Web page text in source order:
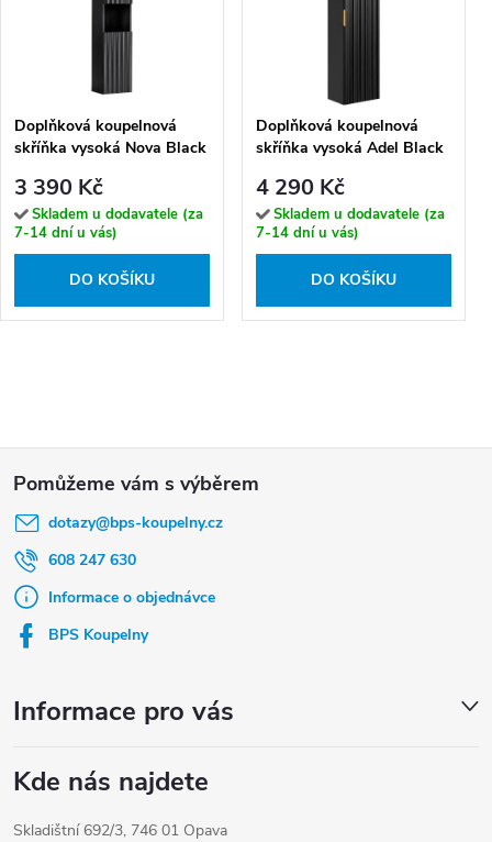
Doplňková koupelnová
skříňka vysoká Nova Black
3 390 Kč
Skladem u dodavatele (za
7-14 dní u vás)
DO KOŠÍKU
Doplňková koupelnová
skříňka vysoká Adel Black
4 290 Kč
Skladem u dodavatele (za
7-14 dní u vás)
DO KOŠÍKU
dotazy@bps-koupelny.cz
608 247 630
Informace o objednávce
BPS Koupelny
Informace pro vás
Kde nás najdete
Skladištní 692/3, 746 01 Opava